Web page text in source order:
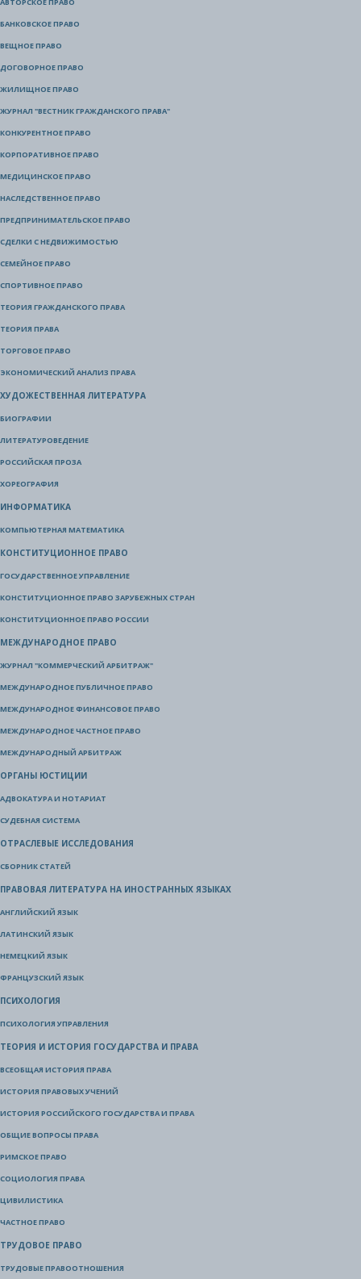
БАНКОВСКОЕ ПРАВО
ВЕЩНОЕ ПРАВО
ДОГОВОРНОЕ ПРАВО
ЖИЛИЩНОЕ ПРАВО
ЖУРНАЛ "ВЕСТНИК ГРАЖДАНСКОГО ПРАВА"
КОНКУРЕНТНОЕ ПРАВО
КОРПОРАТИВНОЕ ПРАВО
МЕДИЦИНСКОЕ ПРАВО
НАСЛЕДСТВЕННОЕ ПРАВО
ПРЕДПРИНИМАТЕЛЬСКОЕ ПРАВО
СДЕЛКИ С НЕДВИЖИМОСТЬЮ
СЕМЕЙНОЕ ПРАВО
СПОРТИВНОЕ ПРАВО
ТЕОРИЯ ГРАЖДАНСКОГО ПРАВА
ТЕОРИЯ ПРАВА
ТОРГОВОЕ ПРАВО
ЭКОНОМИЧЕСКИЙ АНАЛИЗ ПРАВА
ХУДОЖЕСТВЕННАЯ ЛИТЕРАТУРА
БИОГРАФИИ
ЛИТЕРАТУРОВЕДЕНИЕ
РОССИЙСКАЯ ПРОЗА
ХОРЕОГРАФИЯ
ИНФОРМАТИКА
КОМПЬЮТЕРНАЯ МАТЕМАТИКА
КОНСТИТУЦИОННОЕ ПРАВО
ГОСУДАРСТВЕННОЕ УПРАВЛЕНИЕ
КОНСТИТУЦИОННОЕ ПРАВО ЗАРУБЕЖНЫХ СТРАН
КОНСТИТУЦИОННОЕ ПРАВО РОССИИ
МЕЖДУНАРОДНОЕ ПРАВО
ЖУРНАЛ "КОММЕРЧЕСКИЙ АРБИТРАЖ"
МЕЖДУНАРОДНОЕ ПУБЛИЧНОЕ ПРАВО
МЕЖДУНАРОДНОЕ ФИНАНСОВОЕ ПРАВО
МЕЖДУНАРОДНОЕ ЧАСТНОЕ ПРАВО
МЕЖДУНАРОДНЫЙ АРБИТРАЖ
ОРГАНЫ ЮСТИЦИИ
АДВОКАТУРА И НОТАРИАТ
СУДЕБНАЯ СИСТЕМА
ОТРАСЛЕВЫЕ ИССЛЕДОВАНИЯ
СБОРНИК СТАТЕЙ
ПРАВОВАЯ ЛИТЕРАТУРА НА ИНОСТРАННЫХ ЯЗЫКАХ
АНГЛИЙСКИЙ ЯЗЫК
ЛАТИНСКИЙ ЯЗЫК
НЕМЕЦКИЙ ЯЗЫК
ФРАНЦУЗСКИЙ ЯЗЫК
ПСИХОЛОГИЯ
ПСИХОЛОГИЯ УПРАВЛЕНИЯ
ТЕОРИЯ И ИСТОРИЯ ГОСУДАРСТВА И ПРАВА
ВСЕОБЩАЯ ИСТОРИЯ ПРАВА
ИСТОРИЯ ПРАВОВЫХ УЧЕНИЙ
ИСТОРИЯ РОССИЙСКОГО ГОСУДАРСТВА И ПРАВА
ОБЩИЕ ВОПРОСЫ ПРАВА
РИМСКОЕ ПРАВО
СОЦИОЛОГИЯ ПРАВА
ЦИВИЛИСТИКА
ЧАСТНОЕ ПРАВО
ТРУДОВОЕ ПРАВО
ТРУДОВЫЕ ПРАВООТНОШЕНИЯ